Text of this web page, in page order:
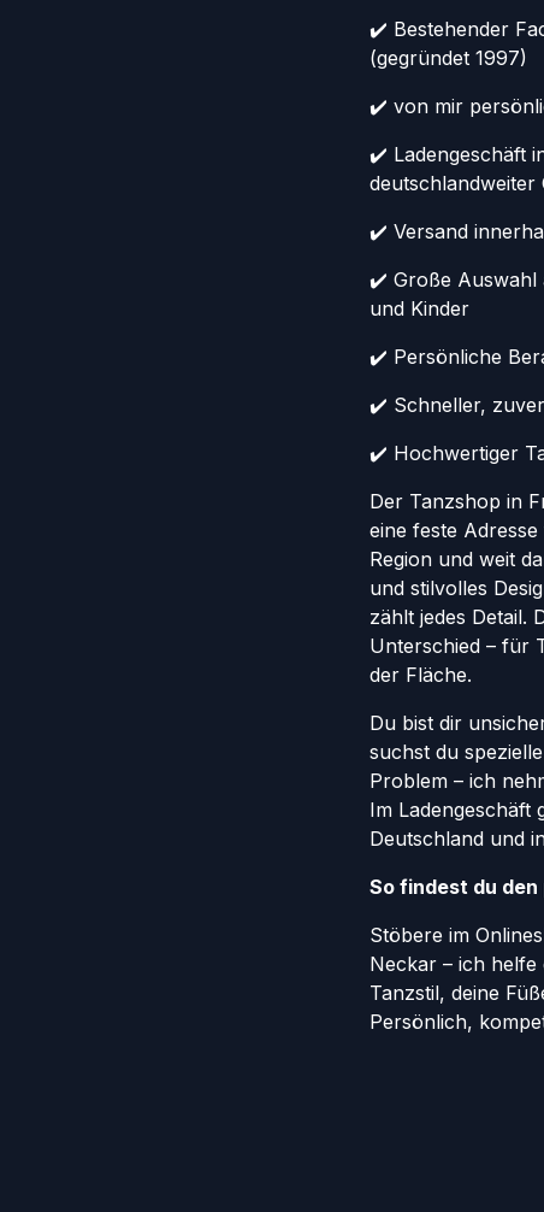
✔️ Bestehender
(gegründet 1997)
✔️ von mir
✔️ Ladengeschäft
deutschlandweiter
✔️ Versand
✔️ Große Auswahl
und Kinder
✔️ Persönliche
✔️ Schneller,
✔️ Hochwertiger
Der Tanzshop in
eine feste
Region und weit
und stilvolles
zählt jedes Detail.
Unterschied – für
der Fläche.
Du bist dir
suchst du
Problem – ich
Im Ladengeschäft
Deutschland und
So findest du
Stöbere im
Neckar – ich
Tanzstil, deine
Persönlich,